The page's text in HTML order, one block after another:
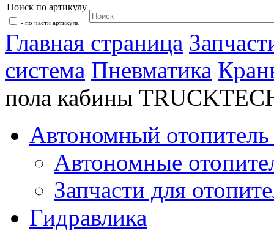
Поиск по артикулу
- по части артикула
Главная страница
система Пневматика
пола кабины
Автономный отопитель
Автономные
Запчасти для
Гидравлика